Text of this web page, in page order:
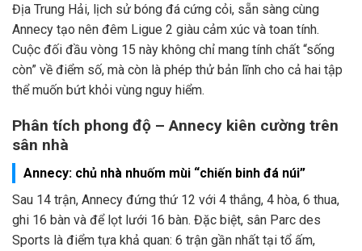
Địa Trung Hải, lịch sử bóng đá cứng cỏi, sẵn sàng cùng
Annecy tạo nên đêm Ligue 2 giàu cảm xúc và toan tính.
Cuộc đối đầu vòng 15 này không chỉ mang tính chất “sống
còn” về điểm số, mà còn là phép thử bản lĩnh cho cả hai tập
thể muốn bứt khỏi vùng nguy hiểm.
Phân tích phong độ – Annecy kiên cường trên
sân nhà
Annecy: chủ nhà nhuốm mùi “chiến binh đá núi”
Sau 14 trận, Annecy đứng thứ 12 với 4 thắng, 4 hòa, 6 thua,
ghi 16 bàn và để lọt lưới 16 bàn. Đặc biệt, sân Parc des
Sports là điểm tựa khả quan: 6 trận gần nhất tại tổ ấm,